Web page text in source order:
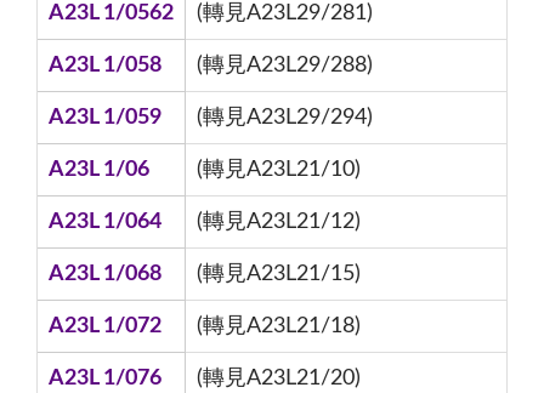
A23L 1/0562 (轉見A23L29/281)
A23L 1/058 (轉見A23L29/288)
A23L 1/059 (轉見A23L29/294)
A23L 1/06 (轉見A23L21/10)
A23L 1/064 (轉見A23L21/12)
A23L 1/068 (轉見A23L21/15)
A23L 1/072 (轉見A23L21/18)
A23L 1/076 (轉見A23L21/20)